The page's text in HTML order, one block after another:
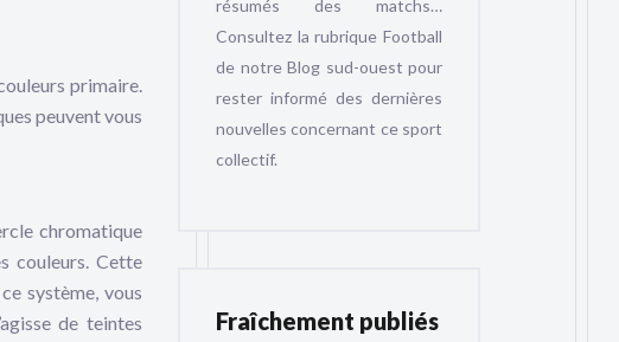
primaire.
peuvent vous
chromatique
couleurs. Cette
système, vous
de teintes
résumés des matchs…
Consultez la rubrique Football
de notre Blog sud-ouest pour
rester informé des dernières
nouvelles concernant ce sport
collectif.
Fraîchement publiés